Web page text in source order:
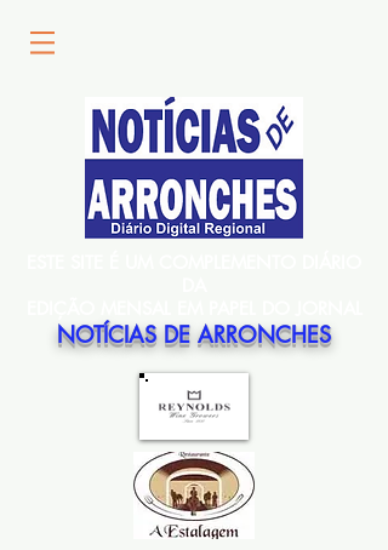
NOTÍCIAS DE ARRONCHES